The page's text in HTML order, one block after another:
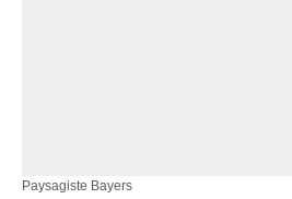
Paysagiste Bayers